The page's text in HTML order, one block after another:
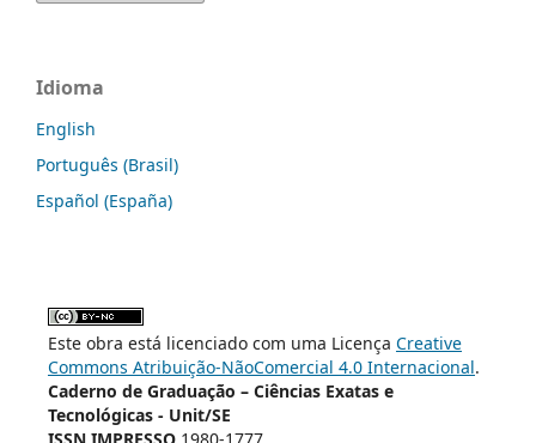
Idioma
English
Português (Brasil)
Español (España)
Este obra está licenciado com uma Licença Creative
Commons Atribuição-NãoComercial 4.0 Internacional.
Caderno de Graduação – Ciências Exatas e
Tecnológicas - Unit/SE
ISSN IMPRESSO1980-1777